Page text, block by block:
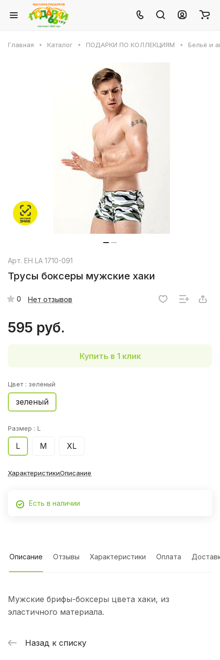
Главная Каталог ПОДАРКИ ПО КОЛЛЕКЦИЯМ Бельё и
Арт. EH LA 1710-091
Трусы боксеры мужские хаки
0 Нет отзывов
595 руб.
Купить в 1 клик
Цвет : зеленый
зеленый
Размер : L
L М XL
ХарактеристикиОписание
Есть в наличии
Описание Отзывы Характеристики Оплата
Мужские брифы-боксеры цвета хаки, из
эластичного материала.
Назад к списку